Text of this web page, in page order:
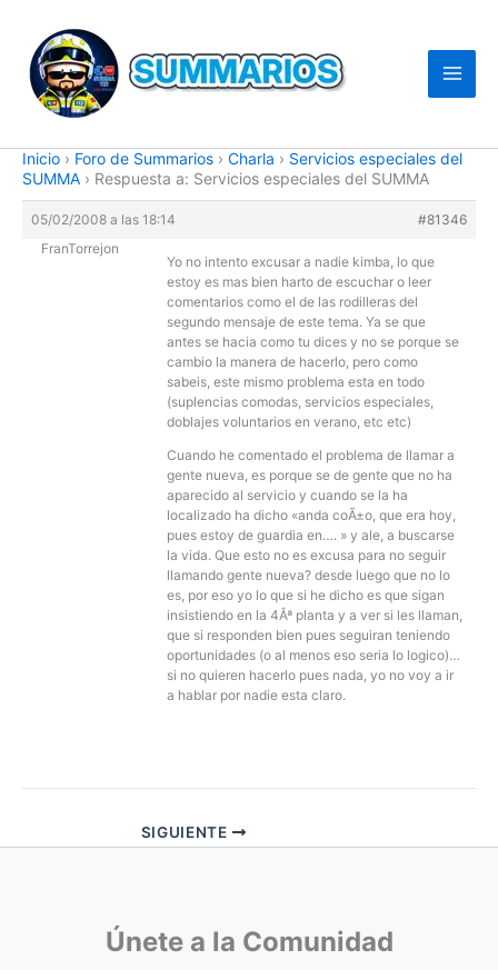
contenido
Inicio › Foro de Summarios › Charla › Servicios especiales del
SUMMA › Respuesta a: Servicios especiales del SUMMA
05/02/2008 a las 18:14
#81346
FranTorrejon
Yo no intento excusar a nadie kimba, lo que
estoy es mas bien harto de escuchar o leer
comentarios como el de las rodilleras del
segundo mensaje de este tema. Ya se que
antes se hacia como tu dices y no se porque se
cambio la manera de hacerlo, pero como
sabeis, este mismo problema esta en todo
(suplencias comodas, servicios especiales,
doblajes voluntarios en verano, etc etc)
Cuando he comentado el problema de llamar a
gente nueva, es porque se de gente que no ha
aparecido al servicio y cuando se la ha
localizado ha dicho «anda coÃ±o, que era hoy,
pues estoy de guardia en…. » y ale, a buscarse
la vida. Que esto no es excusa para no seguir
llamando gente nueva? desde luego que no lo
es, por eso yo lo que si he dicho es que sigan
insistiendo en la 4Âª planta y a ver si les llaman,
que si responden bien pues seguiran teniendo
oportunidades (o al menos eso seria lo logico)…
si no quieren hacerlo pues nada, yo no voy a ir
a hablar por nadie esta claro.
SIGUIENTE
Únete a la Comunidad